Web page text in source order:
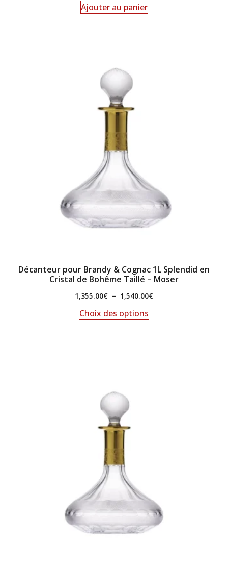
Ajouter au panier
Décanteur pour Brandy & Cognac 1L Splendid en
Cristal de Bohême Taillé – Moser
1,355.00€ – 1,540.00€
Choix des options